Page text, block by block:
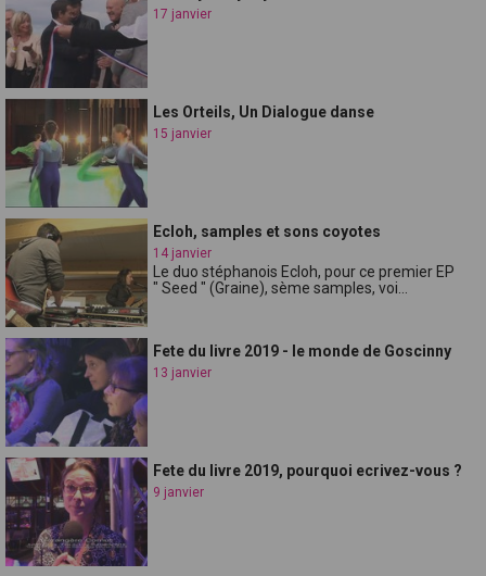
17 janvier
Les Orteils, Un Dialogue danse
15 janvier
Ecloh, samples et sons coyotes
14 janvier
Le duo stéphanois Ecloh, pour ce premier EP
" Seed " (Graine), sème samples, voi...
Fete du livre 2019 - le monde de Goscinny
13 janvier
Fete du livre 2019, pourquoi ecrivez-vous ?
9 janvier